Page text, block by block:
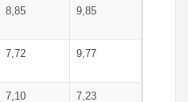
8,85 9,85
7,72 9,77
7,10 7,23